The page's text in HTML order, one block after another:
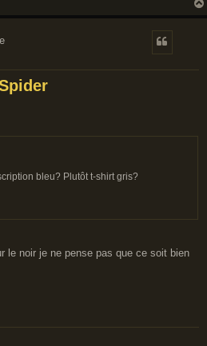
bleu? Plutôt t-shirt gris?
le noir je ne pense pas que ce soit bien